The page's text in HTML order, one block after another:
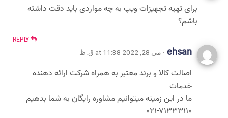
برای تهیه تجهیزات ویپ به چه مواردی باید دقت داشته
باشم؟
ehsan · می 28, 2022 at 11:38 ق.ظ
اصالت کالا و برند معتبر به همراه شرکت ارائه دهنده
خدمات
ما در این زمینه میتوانیم مشاوره رایگان به شما بدهیم
021-71333110